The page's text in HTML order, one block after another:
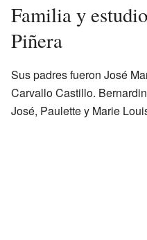
Familia y
Piñera
Sus padres fueron José
Carvallo Castillo.
José, Paulette y Marie